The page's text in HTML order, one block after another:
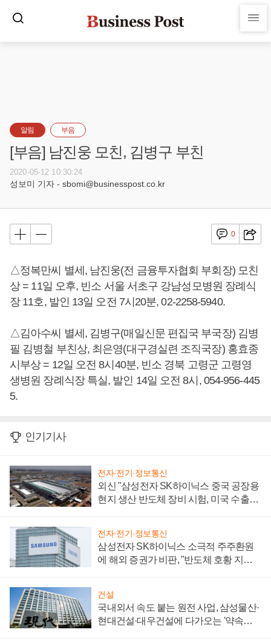
알림 부음
[부음] 남진웅 모친, 김병구 부친
2020-05-12 10:30:24
성보미 기자 - sbomi@businesspost.co.kr
0
△정복만씨 별세, 남진웅(전 금융투자협회 부회장) 모친
상 = 11일 오후, 빈소 서울 서초구 강남성모병원 장례식
장 11호, 발인 13일 오전 7시20분, 02-2258-5940.
△김아수씨 별세, 김병구(매일신문 편집국 부국장) 김병
필 김병철 부친상, 최은영(대구경실련 조직국장) 홍효종
시부상 = 12일 오전 8시40분, 빈소 경북 고령군 고령영
생병원 장례식장 특실, 발인 14일 오전 8시, 054-956-445
5.
인기기사
전자·전기·정보통신
외신 "삼성전자 SK하이닉스 중국 공장용
현지 생산 반도체 장비 시험, 미국 수출통
전자·전기·정보통신
삼성전자 SK하이닉스 소극적 주주환원
에 해외 증권가 비판, "반도체 호황 지속
건설
국내외서 속도 붙는 원전 사업, 삼성물산·
현대건설·대우건설에 다가오는 '약속의